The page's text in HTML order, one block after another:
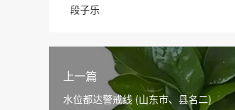
段子乐
上一篇
水位都达警戒线 (山东市、县名二)